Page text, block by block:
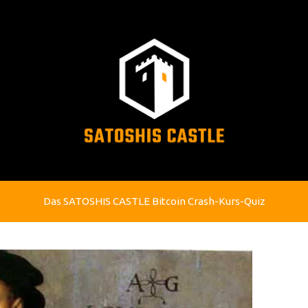
Das SATOSHIS CASTLE Bitcoin Crash-Kurs-Quiz